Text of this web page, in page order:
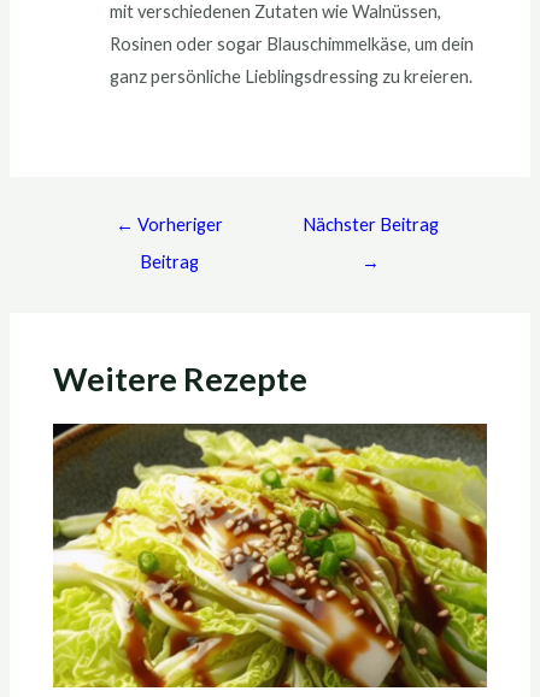
mit verschiedenen Zutaten wie Walnüssen,
Rosinen oder sogar Blauschimmelkäse, um dein
ganz persönliche Lieblingsdressing zu kreieren.
← Vorheriger
Beitrag
Nächster Beitrag
→
Weitere Rezepte